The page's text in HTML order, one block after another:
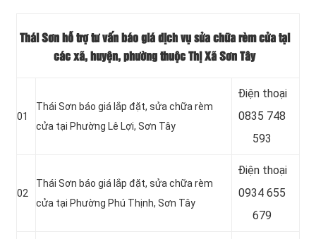
Thái Sơn hỗ trợ tư vấn báo giá dịch vụ sửa chữa rèm cửa tại
các xã, huyện, phường thuộc Thị Xã Sơn Tây
01
Thái Sơn báo giá lắp đặt, sửa chữa rèm
cửa tại Phường Lê Lợi, Sơn Tây
Điện thoại
0835 748
593
02
Thái Sơn báo giá lắp đặt, sửa chữa rèm
cửa tại Phường Phú Thịnh, Sơn Tây
Điện thoại
0934 655
679